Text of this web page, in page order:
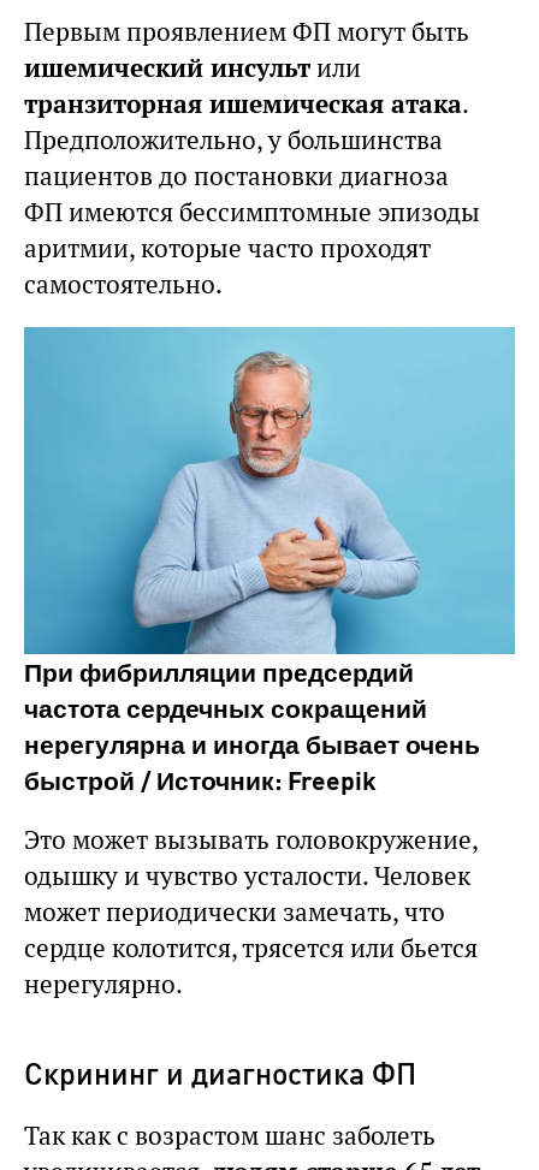
Первым проявлением ФП могут быть
ишемический инсультили
транзиторная ишемическая атака.
Предположительно, у большинства
пациентов до постановки диагноза
ФП имеются бессимптомные эпизоды
аритмии, которые часто проходят
самостоятельно.
При фибрилляции предсердий
частота сердечных сокращений
нерегулярна и иногда бывает очень
быстрой / Источник: Freepik
Это может вызывать головокружение,
одышку и чувство усталости. Человек
может периодически замечать, что
сердце колотится, трясется или бьется
нерегулярно.
Скрининг и диагностика ФП
Так как с возрастом шанс заболеть